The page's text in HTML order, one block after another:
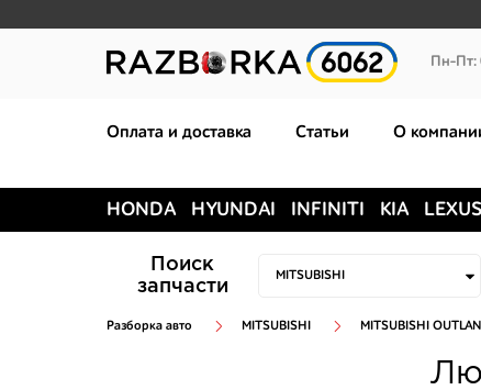
Пн-Пт:
Оплата и доставка Статьи О
HONDA HYUNDAI INFINITI KIA LEXUS
Поиск
запчасти
Разборка авто MITSUBISHI MITSUBISHI